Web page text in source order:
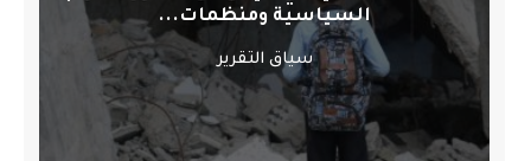
السياسية ومنظمات...
سياق التقرير